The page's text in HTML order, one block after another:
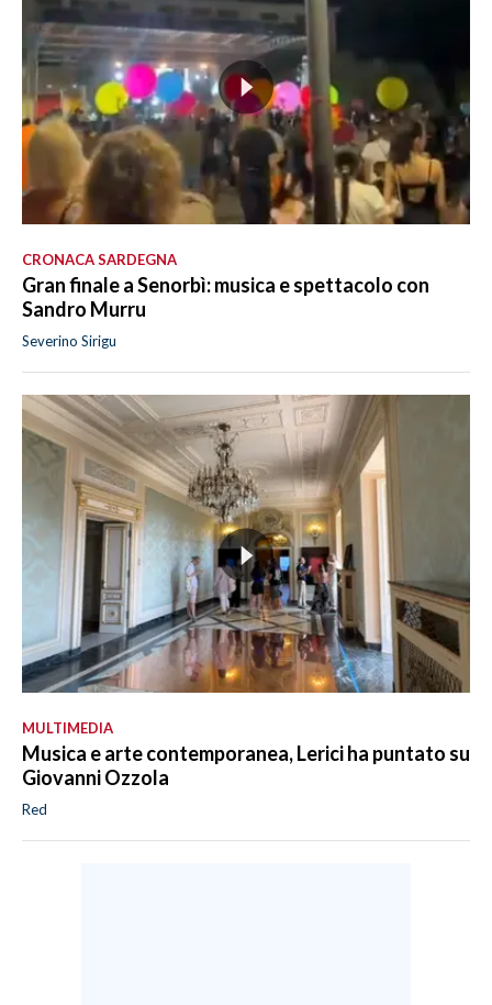
CRONACA SARDEGNA
Gran finale a Senorbì: musica e spettacolo con
Sandro Murru
Severino Sirigu
MULTIMEDIA
Musica e arte contemporanea, Lerici ha puntato su
Giovanni Ozzola
Red